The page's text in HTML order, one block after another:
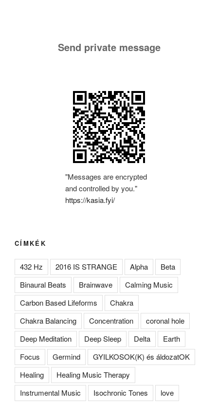
Send private message
"Messages are encrypted
and controlled by you."
https://kasia.fyi/
CÍMKÉK
432 Hz 2016 IS STRANGE Alpha
Beta
Binaural Beats
Brainwave
Calming Music
Carbon Based Lifeforms
Chakra
Chakra Balancing
Concentration
coronal hole
Deep Meditation
Deep Sleep Delta
Earth
Focus
Germind
GYILKOSOK(K) és áldozatOK
Healing
Healing Music Therapy
Instrumental Music
Isochronic Tones love